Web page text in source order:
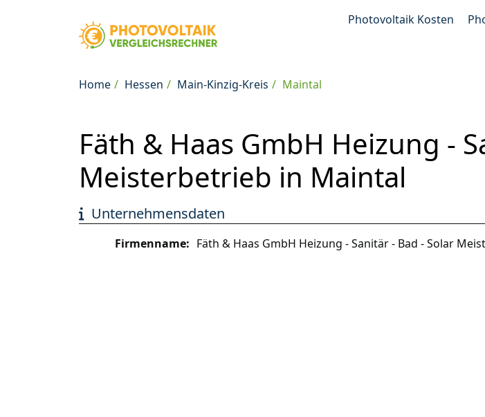
Photovoltaik Kosten
Home Hessen Main-Kinzig-Kreis Maintal
Fäth & Haas GmbH Heizung -
Meisterbetrieb in Maintal
Unternehmensdaten
Firmenname: Fäth & Haas GmbH Heizung - Sanitär - Bad - Solar